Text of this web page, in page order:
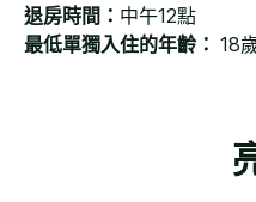
退房時間： 中午12點
最低單獨入住的年齡： 18